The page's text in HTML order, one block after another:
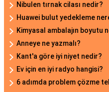
Nibulen tırnak cilası nedir?
Huawei bulut yedekleme
Kimyasal ambalajın boyutu
Anneye ne yazmalı?
Kant'a göre iyi niyet nedir?
Ev için en iyi radyo hangisi?
6 adımda problem çözme